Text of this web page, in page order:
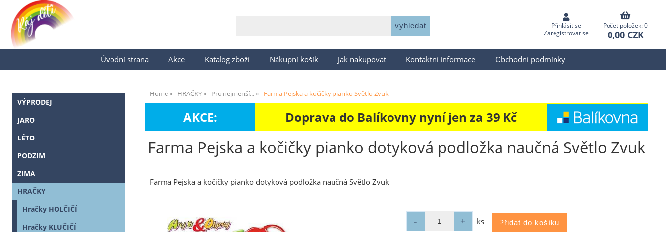
Přihlásit se
Zaregistrovat se
Počet položek: 0
0,00 CZK
Úvodní strana Akce Katalog zboží Nákupní košík Jak nakupovat Kontaktní informace Obchodní podmínky
Home HRAČKY Pro nejmenší... Farma Pejska a kočičky pianko Světlo Zvuk
AKCE: Doprava do Balíkovny nyní jen za 39 Kč
Farma Pejska a kočičky pianko dotyková podložka naučná Světlo Zvuk
Farma Pejska a kočičky pianko dotyková podložka naučná Světlo Zvuk
ks
VÝPRODEJ
JARO
LÉTO
PODZIM
ZIMA
HRAČKY
Hračky HOLČIČÍ
Hračky KLUČIČÍ